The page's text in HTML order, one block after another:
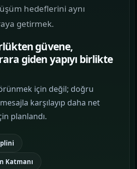
Kodlama
Pazarlama
Reklam Yönetimi
Medya Yönetimi
İLETIŞIMI
hedeflerini aynı
getirmek.
güvene,
giden yapıyı birlikte
için değil; doğru
karşılayıp daha net
planlandı.
Katmanı